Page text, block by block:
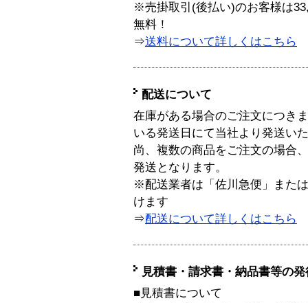
※売掛取引(後払い)のお客様は
無料！
⇒送料について詳しくはこちら
配送について
在庫がある場合のご注文につき
いる発送日にて当社より発送い
尚、複数の商品をご注文の場合
発送となります。
※配送業者は「佐川急便」また
けます
⇒配送について詳しくはこちら
見積書・請求書・納品書等の
■見積書について